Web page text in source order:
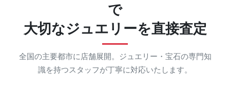
で
大切なジュエリーを直接査定
全国の主要都市に店舗展開。ジュエリー・宝石の専門知
識を持つスタッフが丁寧に対応いたします。